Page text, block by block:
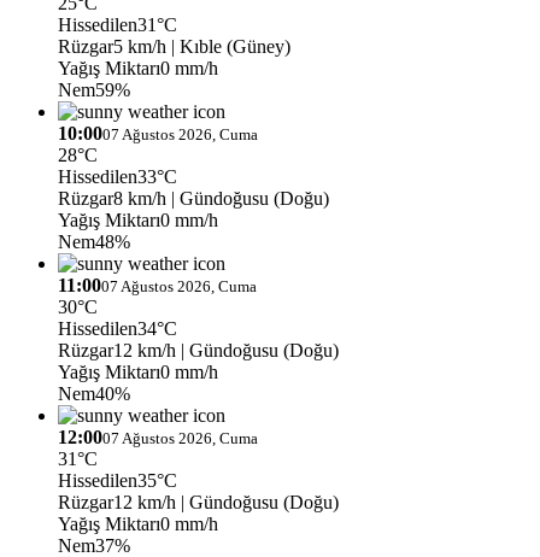
Hissedilen31°C
Rüzgar5 km/h | Kıble (Güney)
Yağış Miktarı0 mm/h
Nem59%
10:0007 Ağustos 2026, Cuma
28°C
Hissedilen33°C
Rüzgar8 km/h | Gündoğusu (Doğu)
Yağış Miktarı0 mm/h
Nem48%
11:0007 Ağustos 2026, Cuma
30°C
Hissedilen34°C
Rüzgar12 km/h | Gündoğusu (Doğu)
Yağış Miktarı0 mm/h
Nem40%
12:0007 Ağustos 2026, Cuma
31°C
Hissedilen35°C
Rüzgar12 km/h | Gündoğusu (Doğu)
Yağış Miktarı0 mm/h
Nem37%